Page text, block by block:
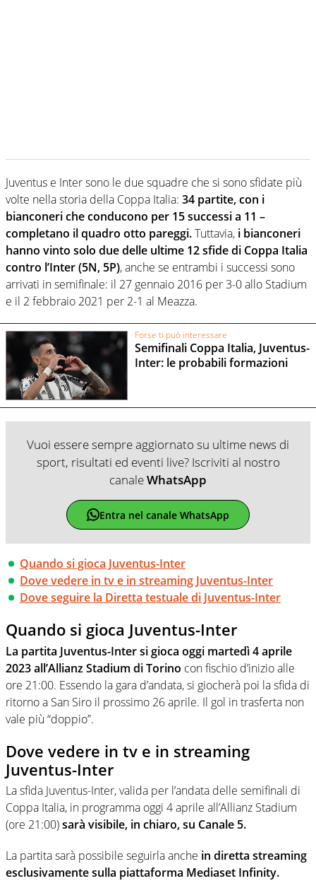
Juventus e Inter sono le due squadre che si sono sfidate più
volte nella storia della Coppa Italia: 34 partite, con i
bianconeri che conducono per 15 successi a 11 –
completano il quadro otto pareggi.Tuttavia, i bianconeri
hanno vinto solo due delle ultime 12 sfide di Coppa Italia
contro l’Inter (5N, 5P), anche se entrambi i successi sono
arrivati in semifinale: il 27 gennaio 2016 per 3-0 allo Stadium
e il 2 febbraio 2021 per 2-1 al Meazza.
Forse ti può interessare
Semifinali Coppa Italia, Juventus-
Inter: le probabili formazioni
Vuoi essere sempre aggiornato su ultime news di
sport, risultati ed eventi live? Iscriviti al nostro
canaleWhatsApp
Entra nel canale WhatsApp
Quando si gioca Juventus-Inter
Dove vedere in tv e in streaming Juventus-Inter
Dove seguire la Diretta testuale di Juventus-Inter
Quando si gioca Juventus-Inter
La partita Juventus-Inter si gioca oggi martedì 4 aprile
2023 all’Allianz Stadium di Torino con fischio d’inizio alle
ore 21:00. Essendo la gara d’andata, si giocherà poi la sfida di
ritorno a San Siro il prossimo 26 aprile. Il gol in trasferta non
vale più “doppio”.
Dove vedere in tv e in streaming
Juventus-Inter
La sfida Juventus-Inter, valida per l’andata delle semifinali di
Coppa Italia, in programma oggi 4 aprile all’Allianz Stadium
(ore 21:00)sarà visibile, in chiaro, su Canale 5.
La partita sarà possibile seguirla anche in diretta streaming
esclusivamente sulla piattaforma Mediaset Infinity.